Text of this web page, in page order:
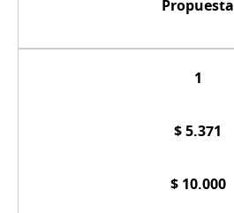
Propuesta
1
$ 5.371
$ 10.000